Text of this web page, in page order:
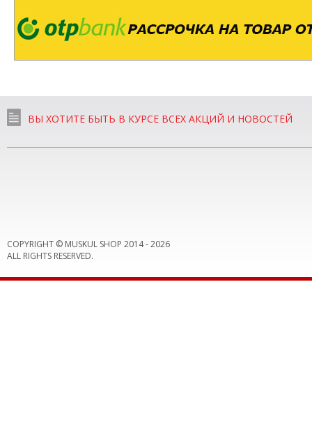
ВЫ ХОТИТЕ БЫТЬ В КУРСЕ ВСЕХ АКЦИЙ И НОВОСТЕЙ
COPYRIGHT © MUSKUL SHOP 2014 -2026
ALL RIGHTS RESERVED.